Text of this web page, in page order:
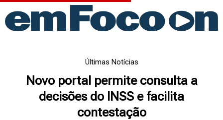
para
Últimas Notícias
Novo portal permite consulta a
decisões do INSS e facilita
contestação